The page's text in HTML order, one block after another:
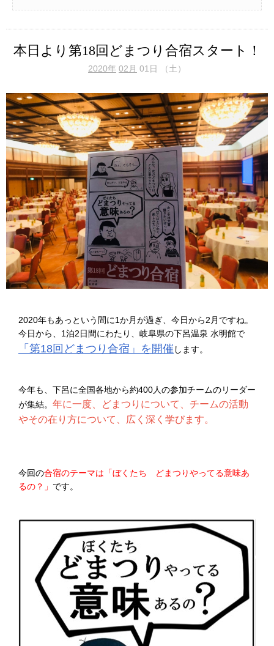
本日より第18回どまつり合宿スタート！
2020年 02月 01日 （土）
2020年もあっという間に1か月が過ぎ、今日から2月ですね。
今日から、1泊2日間にわたり、岐阜県の下呂温泉 水明館で
「第18回どまつり合宿」を開催 します。
今年も、下呂に全国各地から約400人の参加チームのリーダー
が集結。 年に一度、どまつりについて、チームの活動
やその在り方について、広く深く学びます。
今回の合宿のテーマは「ぼくたち どまつりやってる意味あ
るの？」 です。